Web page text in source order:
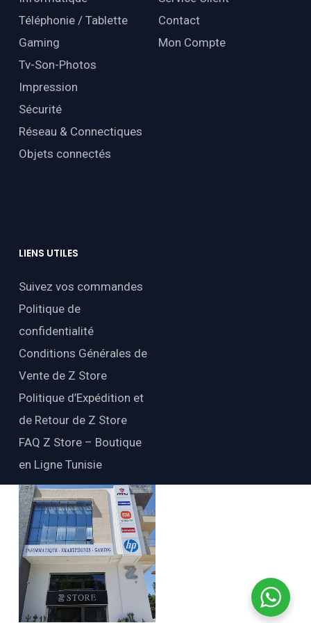
Téléphonie / Tablette
Gaming
Tv-Son-Photos
Impression
Sécurité
Réseau & Connectiques
Objets connectés
Contact
Mon Compte
LIENS UTILES
Suivez vos commandes
Politique de
confidentialité
Conditions Générales de
Vente de Z Store
Politique d’Expédition et
de Retour de Z Store
FAQ Z Store – Boutique
en Ligne Tunisie